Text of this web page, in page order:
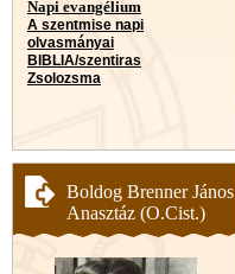
Napi evangélium
A szentmise napi
olvasmányai
BIBLIA/szentiras
Zsolozsma
Boldog Brenner János
Anasztáz (O.Cist.)